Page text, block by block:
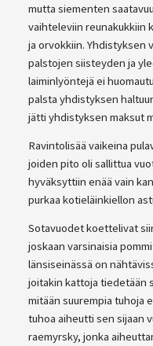
mutta siementen
vaihteleviin reunakukkiin
ja orvokkiin. Yhdistyksen
palstojen siisteyden ja
laiminlyöntejä ei
palsta yhdistyksen
jätti yhdistyksen maksut
Ravintolisää vaikeina
joiden pito oli sallittua
hyväksyttiin enää vain
purkaa kotieläinkiellon
Sotavuodet koettelivat
joskaan varsinaisia
länsiseinässä on
joitakin kattoja tiedetään
mitään suurempia tuhoja
tuhoa aiheutti sen sijaan
raemyrsky, jonka